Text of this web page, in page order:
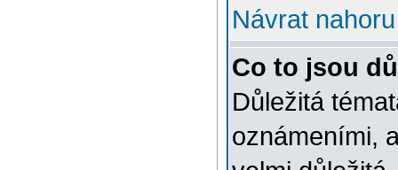
Návrat nahoru
Co to jsou
Důležitá
oznámeními,